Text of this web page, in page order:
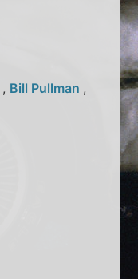
, Bill Pullman ,